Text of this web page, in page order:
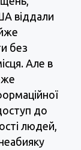
віддали
без
Але в
до
людей,